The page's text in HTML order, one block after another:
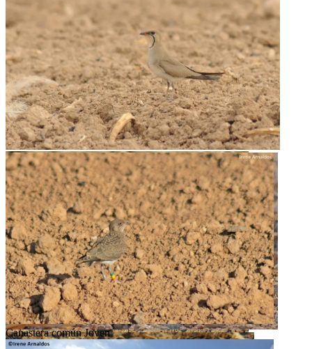
Canastera común adulta
Canastera común adulta
Canastera común adulta
Canastera común adulta
Canastera común Joven